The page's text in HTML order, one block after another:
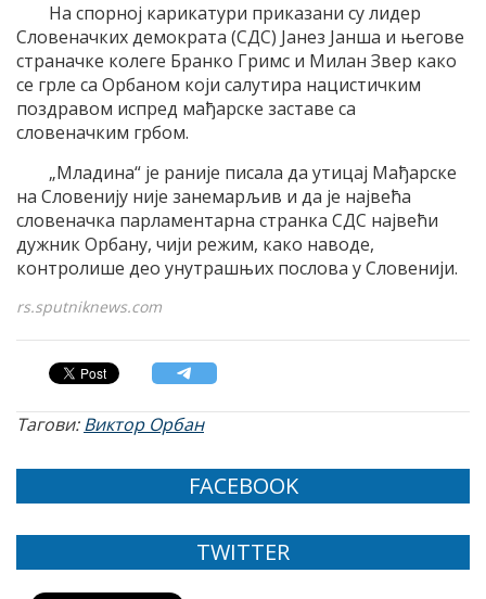
На спорној карикатури приказани су лидер
Словеначких демократа (СДС) Јанез Јанша и његове
страначке колеге Бранко Гримс и Милан Звер како
се грле са Орбаном који салутира нацистичким
поздравом испред мађарске заставе са
словеначким грбом.
„Младина“ је раније писала да утицај Мађарске
на Словенију није занемарљив и да је највећа
словеначка парламентарна странка СДС највећи
дужник Орбану, чији режим, како наводе,
контролише део унутрашњих послова у Словенији.
rs.sputniknews.com
Тагови:Виктор Орбан
FACEBOOK
TWITTER